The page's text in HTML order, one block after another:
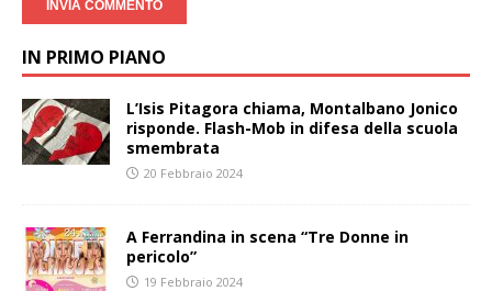
IN PRIMO PIANO
L’Isis Pitagora chiama, Montalbano Jonico
risponde. Flash-Mob in difesa della scuola
smembrata
20 Febbraio 2024
A Ferrandina in scena “Tre Donne in
pericolo”
19 Febbraio 2024